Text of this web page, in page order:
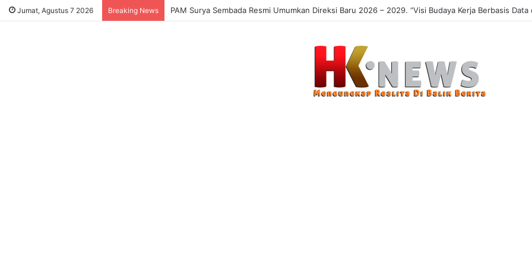
Jumat, Agustus 7 2026 Breaking News Sukses Tekan Bansos Salah Sasaran, Uji Coba Perlinsos Digital di Surabaya Hampir 100 Persen